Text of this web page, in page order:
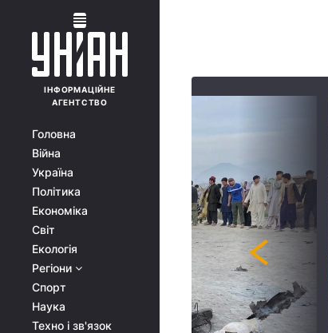
ІНФОРМАЦІЙНЕ
АГЕНТСТВО
Головна
Війна
Україна
Політика
Економіка
Світ
Екологія
Регіони
Спорт
Наука
Техно і зв'язок